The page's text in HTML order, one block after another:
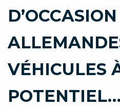
D’OCCASION
VÉHICULES
POTENTIEL…